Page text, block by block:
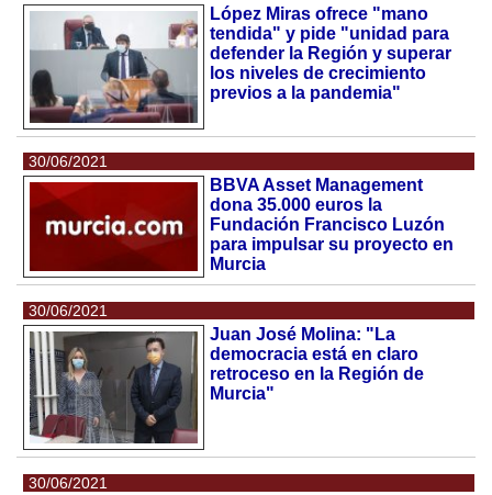
López Miras ofrece "mano
tendida" y pide "unidad para
defender la Región y superar
los niveles de crecimiento
previos a la pandemia"
30/06/2021
BBVA Asset Management
dona 35.000 euros la
Fundación Francisco Luzón
para impulsar su proyecto en
Murcia
30/06/2021
Juan José Molina: "La
democracia está en claro
retroceso en la Región de
Murcia"
30/06/2021